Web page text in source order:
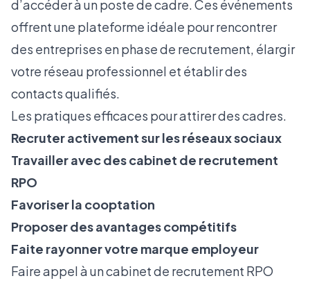
d’accéder à un poste de cadre. Ces événements
offrent une plateforme idéale pour rencontrer
des entreprises en phase de recrutement, élargir
votre réseau professionnel et établir des
contacts qualifiés.
Les pratiques efficaces pour attirer des cadres.
Recruter activement sur les réseaux sociaux
Travailler avec des cabinet de recrutement
RPO
Favoriser la cooptation
Proposer des avantages compétitifs
Faite rayonner votre marque employeur
Faire appel à un cabinet de recrutement RPO